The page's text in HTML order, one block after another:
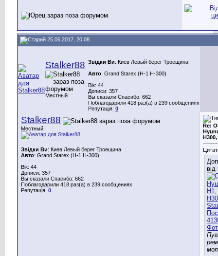
25.06.2017, 20:08
Stalker88
Местный
Звідки Ви: Киев Левый берег Троещина
Авто: Grand Starex (H-1 H-300)
Вік: 44
Дописи: 357
Вы сказали Спасибо: 662
Поблагодарили 418 раз(а) в 239 сообщениях
Репутація: 0
Stalker88
Местный
Звідки Ви: Киев Левый берег Троещина
Авто: Grand Starex (H-1 H-300)
Вік: 44
Дописи: 357
Вы сказали Спасибо: 662
Поблагодарили 418 раз(а) в 239 сообщениях
Репутація: 0
Re:
від